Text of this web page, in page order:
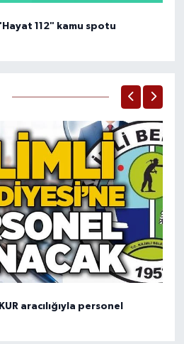
112" kamu spotu
aracılığıyla personel